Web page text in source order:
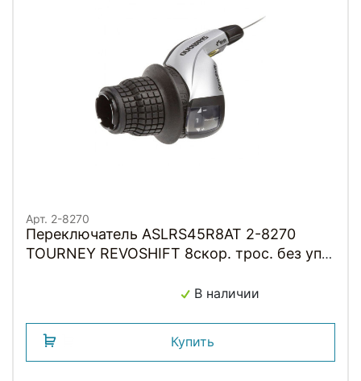
Арт. 2-8270
Переключатель ASLRS45R8AT 2-8270
TOURNEY REVOSHIFT 8скор. трос. без уп.
В наличии
Купить